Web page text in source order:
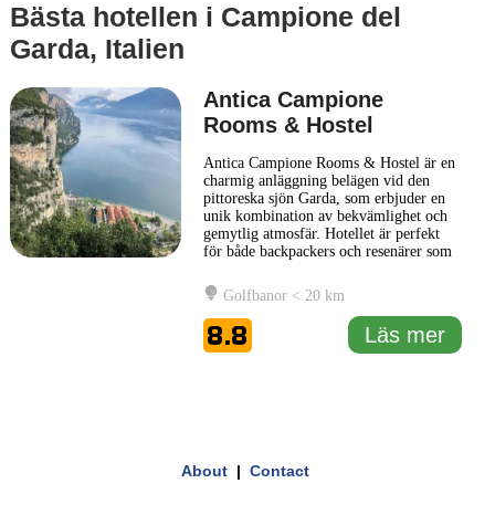
Bästa hotellen i Campione del
Garda, Italien
Antica Campione
Rooms & Hostel
Antica Campione Rooms & Hostel är en
charmig anläggning belägen vid den
pittoreska sjön Garda, som erbjuder en
unik kombination av bekvämlighet och
gemytlig atmosfär. Hotellet är perfekt
för både backpackers och resenärer som
Rummen är smakfullt inredda och
erbjuder moderna bekvämligheter för att
säkerställa en trivsam vistelse. Antica
Campione Rooms & Hostel har... Läs
mer
Golfbanor < 20 km
8.8 Läs mer
About| Contact